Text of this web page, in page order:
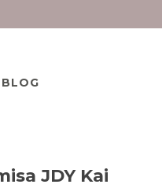
BLOG
JDY Kai